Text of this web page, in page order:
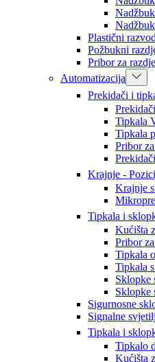
Plastični
Požbukni
Pribor za
Automatizacija
Prekidači i
Tipkala
Tipkala
Pribor
Krajnje -
Krajnje
Tipkala i
Kućišta
Pribor
Tipkala
Tipkala
Sklopke
Sklopke
Sigurnosne
Signalne
Tipkala i
Tipkalo
Kućišta